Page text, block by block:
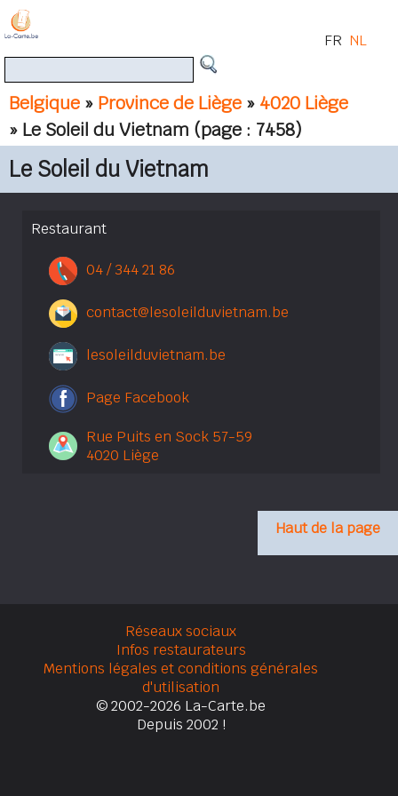
Belgique » Province de Liège » 4020 Liège
» Le Soleil du Vietnam (page : 7458)
FR NL
Le Soleil du Vietnam
Restaurant
04 / 344 21 86
contact@lesoleilduvietnam.be
lesoleilduvietnam.be
Page Facebook
Rue Puits en Sock 57-59
4020 Liège
Haut de la page
Réseaux sociaux
Infos restaurateurs
Mentions légales et conditions générales
d'utilisation
© 2002-2026 La-Carte.be
Depuis 2002 !